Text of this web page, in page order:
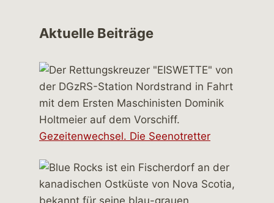
Aktuelle Beiträge
Gezeitenwechsel. Die Seenotretter